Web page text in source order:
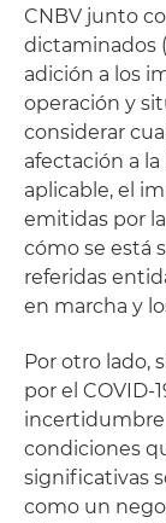
CNBV junto
dictaminados
adición a los
operación y
considerar
afectación a
aplicable, el
emitidas por
cómo se está
referidas
en marcha y
Por otro lado,
por el COVID-
condiciones
significativas
como un